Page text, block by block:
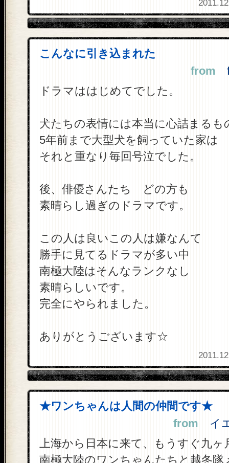
こんなに引き込まれた
from
ドラマははじめてでした。
犬たちの表情には本当に心詰まるも
5年前まで大型犬を飼っていた家は
それと重なり毎回号泣でした。
後、俳優さんたち どの方も
素晴らし過ぎのドラマです。
この人は良いこの人は嫌なんて
勝手に見てるドラマが多い中
南極大陸はそんなランクなし
素晴らしいです。
完全にやられました。
ありがとうございます☆
★ワンちゃんは人間の仲間です★
from イ
上海から日本に来て、もうすぐ九ヶ
南極大陸のワンちゃんたちと越冬隊